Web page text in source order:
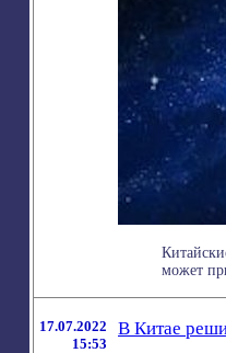
может
17.07.2022
15:53
В Китае